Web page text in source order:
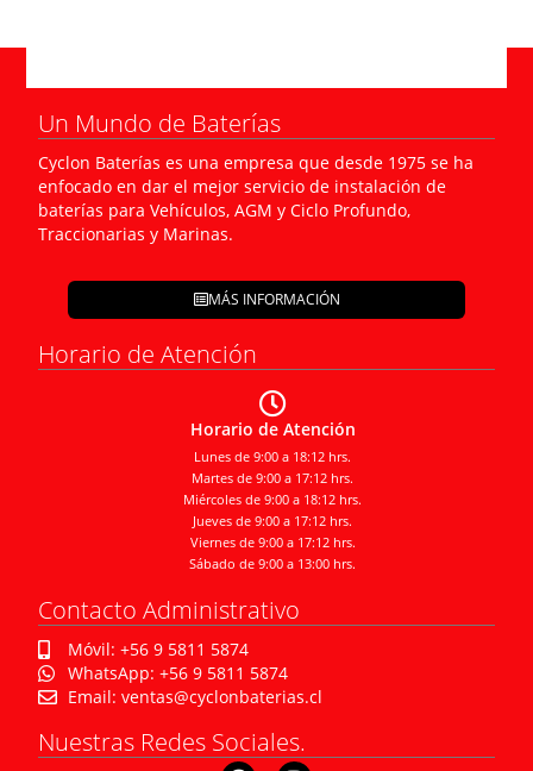
Un Mundo de Baterías
Cyclon Baterías es una empresa que desde 1975 se ha
enfocado en dar el mejor servicio de instalación de
baterías para Vehículos, AGM y Ciclo Profundo,
Traccionarias y Marinas.
MÁS INFORMACIÓN
Horario de Atención
Horario de Atención
Lunes de 9:00 a 18:12 hrs.
Martes de 9:00 a 17:12 hrs.
Miércoles de 9:00 a 18:12 hrs.
Jueves de 9:00 a 17:12 hrs.
Viernes de 9:00 a 17:12 hrs.
Sábado de 9:00 a 13:00 hrs.
Contacto Administrativo
Móvil: +56 9 5811 5874
WhatsApp: +56 9 5811 5874
Email: ventas@cyclonbaterias.cl
Nuestras Redes Sociales.